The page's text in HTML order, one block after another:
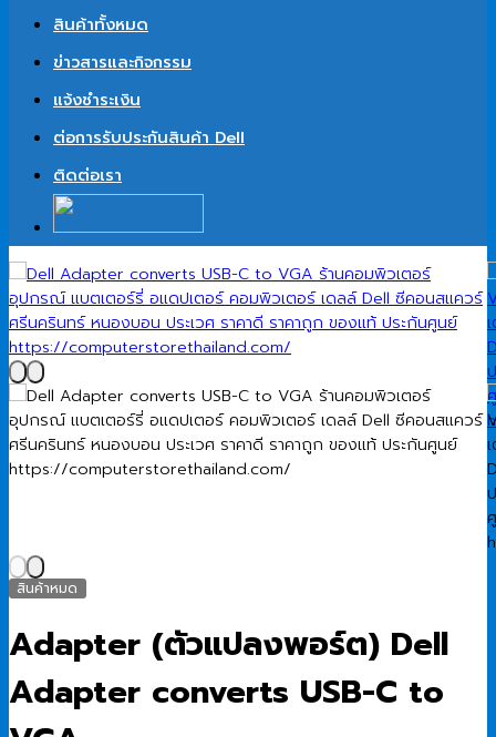
สินค้าทั้งหมด
ข่าวสารและกิจกรรม
แจ้งชำระเงิน
ต่อการรับประกันสินค้า Dell
ติดต่อเรา
สินค้าหมด
Adapter (ตัวแปลงพอร์ต) Dell
Adapter converts USB-C to